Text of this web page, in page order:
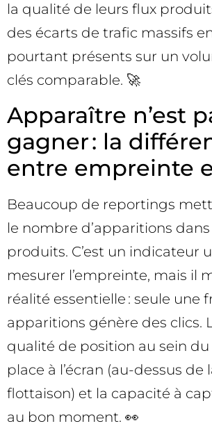
la qualité de leurs flux
des écarts de trafic massifs
pourtant présents sur un
clés comparable. 🚀
Apparaître n’est
gagner : la
entre empreinte
Beaucoup de reportings
le nombre d’apparitions
produits. C’est un indicateur
mesurer l’empreinte, mais il
réalité essentielle : seule une
apparitions génère des clics.
qualité de position au sein du
place à l’écran (au-dessus de
flottaison) et la capacité à
au bon moment. 👀